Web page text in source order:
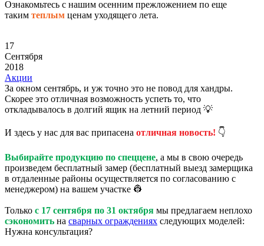
Ознакомьтесь с нашим осенним прежложением по еще
таким теплым ценам уходящего лета.
17
Сентября
2018
Акции
За окном сентябрь, и уж точно это не повод для хандры.
Скорее это отличная возможность успеть то, что
откладывалось в долгий ящик на летний период 💡
И здесь у нас для вас припасена отличная новость! 👇
Выбирайте продукцию по спеццене, а мы в свою очередь
произведем бесплатный замер (бесплатный выезд замерщика
в отдаленные районы осуществляется по согласованию с
менеджером) на вашем участке 👷
Только с 17 сентября по 31 октября мы предлагаем неплохо
сэкономить на сварных ограждениях следующих моделей:
Нужна консультация?